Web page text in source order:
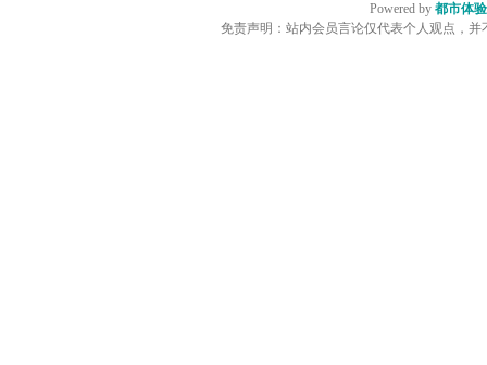
Powered by 都市体
免责声明：站内会员言论仅代表个人观点，